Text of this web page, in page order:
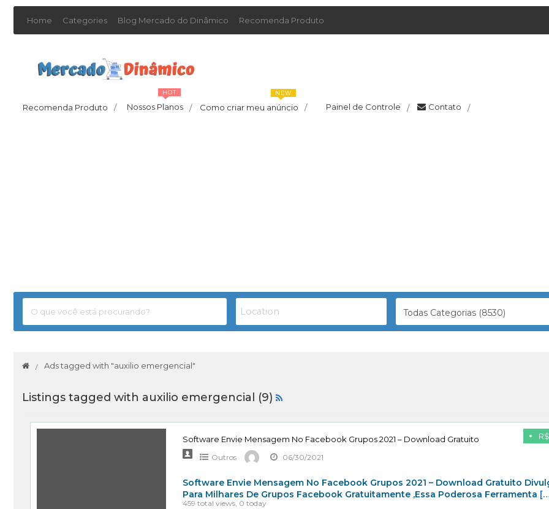
Home Categories Blog Mercado do Dinâmico Recomenda Produto
Recomenda Produto / Nossos Planos /
HOT
Como criar meu anúncio /
NEW
Painel de Controle / Contato /
Todas Categorias (8530)
Ads tagged with "auxilio emergencial"
Listings tagged with auxilio emergencial (9)
Software Envie Mensagem No Facebook Grupos 2021 – Download Gratuito
Outros 06/30/2021
Software Envie Mensagem No Facebook Grupos 2021 – Download Gratuito
Para Milhares De Grupos Facebook Gratuitamente ,Essa Poderosa Ferramenta
459 total views, 0 today